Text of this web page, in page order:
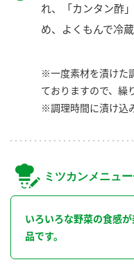
れ、「カンタン酢
め、よくもんで冷
※一度素材を漬けた
ておりますので、繰
※調理時間に漬け込
ミツカンメニュ
いろいろな野菜の食感
品です。